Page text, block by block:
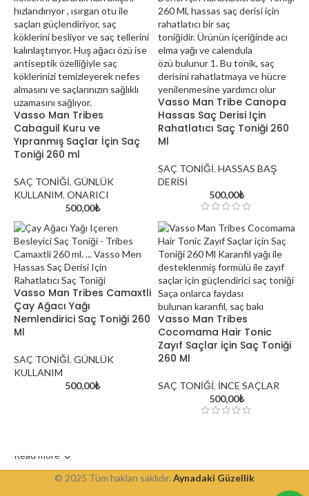
Vasso Man Tribes
Cabaguil Kuru ve
Yıpranmış Saçlar İçin Saç
Toniği 260 ml
SAÇ TONİĞİ, GÜNLÜK
KULLANIM, ONARICI
500,00₺
Vasso Man Tribe Canopa
Hassas Saç Derisi Için
Rahatlatıcı Saç Toniği 260
Ml
SAÇ TONİĞİ, HASSAS BAŞ
DERİSİ
500,00₺
Vasso Man Tribes Camaxtli
Çay Ağacı Yağı
Nemlendirici Saç Toniği 260
Ml
SAÇ TONİĞİ, GÜNLÜK
KULLANIM
500,00₺
Vasso Man Tribes
Cocomama Hair Tonic
Zayıf Saçlar için Saç Toniği
260 Ml
SAÇ TONİĞİ, İNCE SAÇLAR
500,00₺
Read more
© 2025 Tüm hakları saklıdır. Aynadaki Güzellik